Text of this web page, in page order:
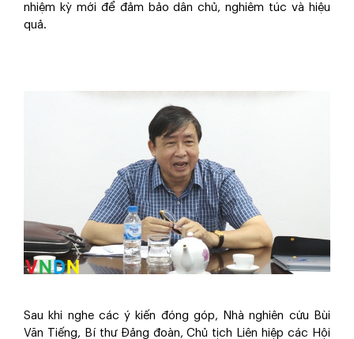
nhiệm kỳ mới để đảm bảo dân chủ, nghiêm túc và hiệu
quả.
Sau khi nghe các ý kiến đóng góp, Nhà nghiên cứu Bùi
Văn Tiếng, Bí thư Đảng đoàn, Chủ tịch Liên hiệp các Hội